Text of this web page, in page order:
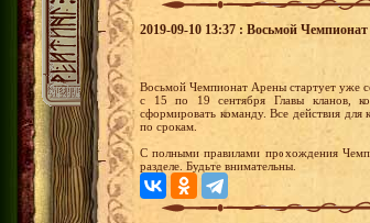
2019-09-10 13:37 : Восьмой
Восьмой Чемпионат Арены стартует уже
с 15 по 19 сентября Главы кланов,
сформировать команду. Все действия
по срокам.
С полными правилами прохождения
разделе. Будьте внимательны.